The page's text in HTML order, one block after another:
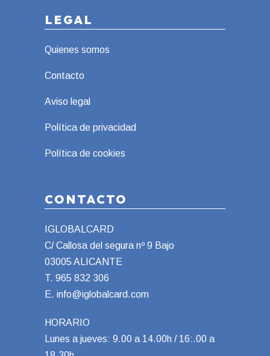
LEGAL
Quienes somos
Contacto
Aviso legal
Política de privacidad
Política de cookies
CONTACTO
IGLOBALCARD
C/ Callosa del segura nº 9 Bajo
03005 ALICANTE
T. 965 832 306
E. info@iglobalcard.com
HORARIO
Lunes a jueves: 9.00 a 14.00h / 16:.00 a